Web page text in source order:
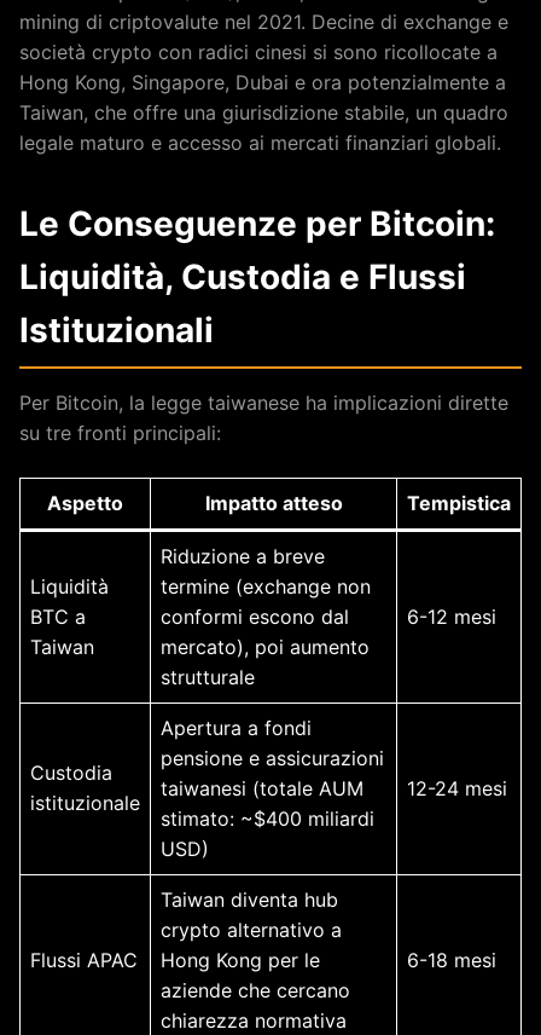
mining di criptovalute nel 2021. Decine di exchange e
società crypto con radici cinesi si sono ricollocate a
Hong Kong, Singapore, Dubai e ora potenzialmente a
Taiwan, che offre una giurisdizione stabile, un quadro
legale maturo e accesso ai mercati finanziari globali.
Le Conseguenze per Bitcoin:
Liquidità, Custodia e Flussi
Istituzionali
Per Bitcoin, la legge taiwanese ha implicazioni dirette
su tre fronti principali:
Aspetto Impatto atteso Tempistica
Liquidità
BTC a
Taiwan
Riduzione a breve
termine (exchange non
conformi escono dal
mercato), poi aumento
strutturale
6-12 mesi
Custodia
istituzionale
Apertura a fondi
pensione e assicurazioni
taiwanesi (totale AUM
stimato: ~$400 miliardi
USD)
12-24 mesi
Flussi APAC
Taiwan diventa hub
crypto alternativo a
Hong Kong per le
aziende che cercano
chiarezza normativa
6-18 mesi